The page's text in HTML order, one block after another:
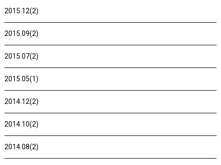
2015.12(2)
2015.09(2)
2015.07(2)
2015.05(1)
2014.12(2)
2014.10(2)
2014.08(2)